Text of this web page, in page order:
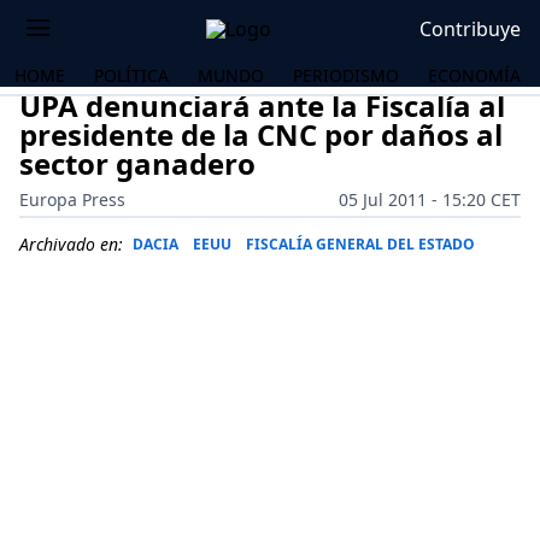
Contribuye
HOME POLÍTICA MUNDO PERIODISMO ECONOMÍA
UPA denunciará ante la Fiscalía al
presidente de la CNC por daños al
sector ganadero
Europa Press
05 Jul 2011 - 15:20 CET
Archivado en: DACIA EEUU FISCALÍA GENERAL DEL ESTADO